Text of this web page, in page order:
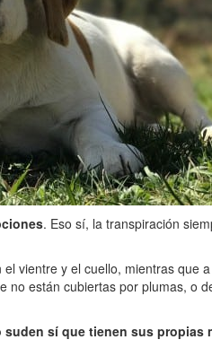
. Eso sí, la transpiración
vientre y el cuello, mientras
están cubiertas por plumas,
sí que tienen sus propias